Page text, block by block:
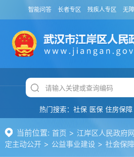
智能问答 长者专区 残疾人专区 无
热门搜索： 社保 医保 住房保障
当前位置: 首页 > 江岸区人民政府
定主动公开 > 公益事业建设 > 社会保障